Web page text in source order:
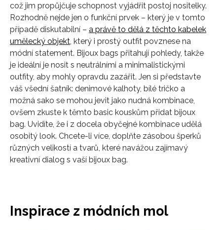
což jim propůjčuje schopnost vyjádřit postoj nositelky.
Rozhodně nejde jen o funkční prvek – který je v tomto
případě diskutabilní – a právě to dělá z těchto kabelek
umělecký objekt , který i prostý outfit povznese na
módní statement. Bijoux bags přitahují pohledy, takže
je ideální je nosit s neutrálními a minimalistickými
outfity, aby mohly opravdu zazářit. Jen si představte
váš všední šatník: denimové kalhoty, bílé tričko a
možná sako se mohou jevit jako nudná kombinace,
ovšem zkuste k těmto basic kouskům přidat bijoux
bag. Uvidíte, že i z docela obyčejné kombinace udělá
osobitý look. Chcete-li více, doplňte zásobou šperků
různých velikostí a tvarů, které navážou zajímavý
kreativní dialog s vaší bijoux bag.
Inspirace z módních mol